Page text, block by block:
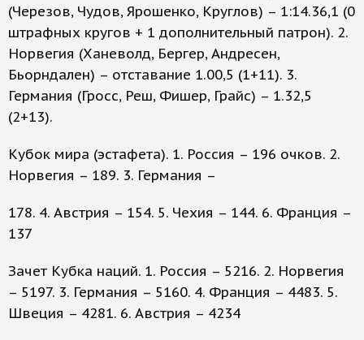
(Черезов, Чудов, Ярошенко, Круглов) – 1:14.36,1 (0
штрафных кругов + 1 дополнительный патрон). 2.
Норвегия (Ханеволд, Бергер, Андресен,
Бьорндален) – отставание 1.00,5 (1+11). 3.
Германия (Гросс, Реш, Фишер, Грайс) – 1.32,5
(2+13).
Кубок мира (эстафета). 1. Россия – 196 очков. 2.
Норвегия – 189. 3. Германия –
178. 4. Австрия – 154. 5. Чехия – 144. 6. Франция –
137
Зачет Кубка наций. 1. Россия – 5216. 2. Норвегия
– 5197. 3. Германия – 5160. 4. Франция – 4483. 5.
Швеция – 4281. 6. Австрия – 4234